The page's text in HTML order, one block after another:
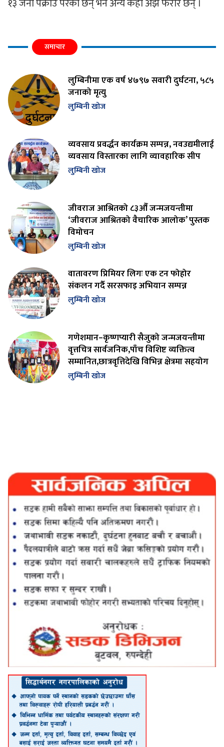
समाचार
लुम्बिनीमा एक वर्ष ४७९७ सवारी दुर्घटना, ५८५
जनाको मृत्यु
लुम्बिनी खोज
व्यवसाय प्रवर्द्धन कार्यक्रम सम्पन्न, नवउद्यमीलाई
व्यवसाय विस्तारका लागि व्यावहारिक सीप
लुम्बिनी खोज
जीवराज आश्रितको ८३औँ जन्मजयन्तीमा
‘जीवराज आश्रितको वैचारिक आलोक’ पुस्तक
विमोचन
लुम्बिनी खोज
वातावरण प्रिमियर लिगः एक टन फोहोर
संकलन गर्दै सरसफाइ अभियान सम्पन्न
लुम्बिनी खोज
गणेशमान–कृष्णप्यारी सैजुको जन्मजयन्तीमा
वृत्तचित्र सार्वजनिक,पाँच विशिष्ट व्यक्तित्व
सम्मानित,छात्रवृत्तिदेखि विभिन्न क्षेत्रमा सहयोग
लुम्बिनी खोज